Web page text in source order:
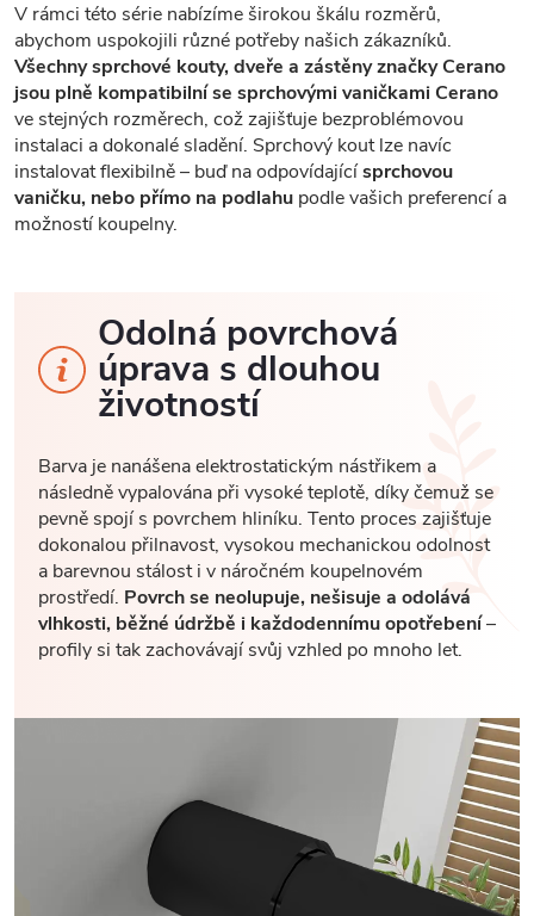
V rámci této série nabízíme širokou škálu rozměrů,
abychom uspokojili různé potřeby našich zákazníků.
Všechny sprchové kouty, dveře a zástěny značky Cerano
jsou plně kompatibilní se sprchovými vaničkami Cerano
ve stejných rozměrech, což zajišťuje bezproblémovou
instalaci a dokonalé sladění. Sprchový kout lze navíc
instalovat flexibilně – buď na odpovídajícísprchovou
vaničku, nebo přímo na podlahu podle vašich preferencí a
možností koupelny.
Odolná povrchová
úprava s dlouhou
životností
Barva je nanášena elektrostatickým nástřikem a
následně vypalována při vysoké teplotě, díky čemuž se
pevně spojí s povrchem hliníku. Tento proces zajišťuje
dokonalou přilnavost, vysokou mechanickou odolnost
a barevnou stálost i v náročném koupelnovém
prostředí. Povrch se neolupuje, nešisuje a odolává
vlhkosti, běžné údržbě i každodennímu opotřebení–
profily si tak zachovávají svůj vzhled po mnoho let.